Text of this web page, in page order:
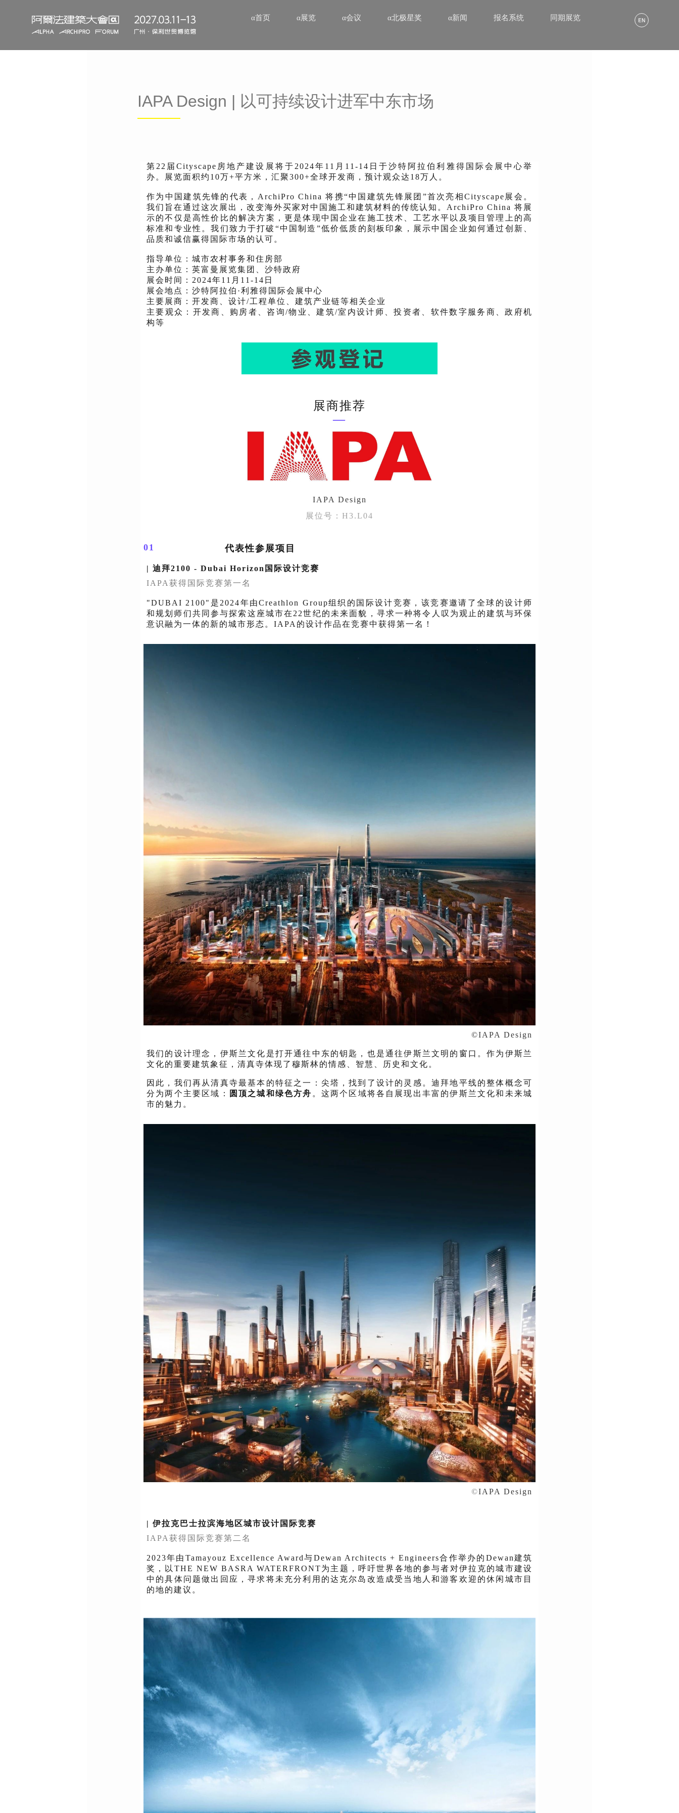
α首页 α展览 α会议 α北极星奖 α新闻 报名系统 同期展览
IAPA Design | 以可持续设计进军中东市场
第22届Cityscape房地产建设展将于2024年11月11-14日于沙特阿拉伯利雅得国际会展中心举
办。展览面积约10万+平方米，汇聚300+全球开发商，预计观众达18万人。
作为中国建筑先锋的代表，ArchiPro China 将携“中国建筑先锋展团”首次亮相Cityscape展会。
我们旨在通过这次展出，改变海外买家对中国施工和建筑材料的传统认知。ArchiPro China 将展
示的不仅是高性价比的解决方案，更是体现中国企业在施工技术、工艺水平以及项目管理上的高
标准和专业性。我们致力于打破“中国制造”低价低质的刻板印象，展示中国企业如何通过创新、
品质和诚信赢得国际市场的认可。
指导单位：城市农村事务和住房部
主办单位：英富曼展览集团、沙特政府
展会时间：2024年11月11-14日
展会地点：沙特阿拉伯·利雅得国际会展中心
主要展商：开发商、设计/工程单位、建筑产业链等相关企业
主要观众：开发商、购房者、咨询/物业、建筑/室内设计师、投资者、软件数字服务商、政府机
构等
展商推荐
—
IAPA Design
展位号：H3.L04
01 代表性参展项目
| 迪拜2100 - Dubai Horizon国际设计竞赛
IAPA获得国际竞赛第一名
"DUBAI 2100"是2024年由Creathlon Group组织的国际设计竞赛，该竞赛邀请了全球的设计师
和规划师们共同参与探索这座城市在22世纪的未来面貌，寻求一种将令人叹为观止的建筑与环保
意识融为一体的新的城市形态。IAPA的设计作品在竞赛中获得第一名！
©IAPA Design
我们的设计理念，伊斯兰文化是打开通往中东的钥匙，也是通往伊斯兰文明的窗口。作为伊斯兰
文化的重要建筑象征，清真寺体现了穆斯林的情感、智慧、历史和文化。
因此，我们再从清真寺最基本的特征之一：尖塔，找到了设计的灵感。迪拜地平线的整体概念可
分为两个主要区域：
圆顶之城和绿色方舟 。这两个区域将各自展现出丰富的伊斯兰文化和未来城
市的魅力。
©IAPA Design
| 伊拉克巴士拉滨海地区城市设计国际竞赛
IAPA获得国际竞赛第二名
2023年由 Tamayouz Excellence Award与Dewan Architects + Engineers合作举办的Dewan建筑
奖，以THE NEW BASRA WATERFRONT为主题，呼吁世界各地的参与者对伊拉克的城市建设
中的具体问题做出回应，寻求将未充分利用的达克尔岛改造成受当地人和游客欢迎的休闲城市目
的地的建议。